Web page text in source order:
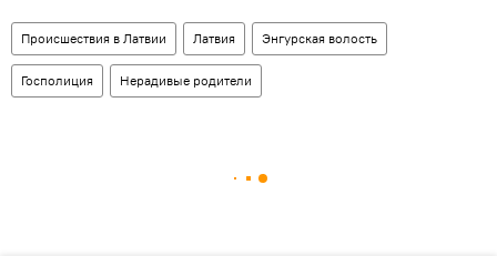
Происшествия в Латвии Латвия Энгурская волость
Госполиция Нерадивые родители